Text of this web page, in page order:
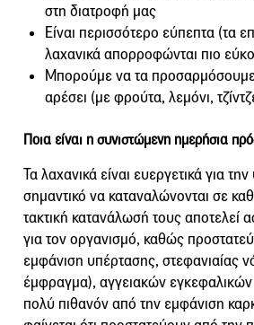
στη διατροφή μας
Είναι περισσότερο εύπεπτα (τα
λαχανικά απορροφώνται πιο
Μπορούμε να τα
αρέσει (με φρούτα, λεμόνι,
Ποια είναι η συνιστώμενη ημερήσια
Τα λαχανικά είναι ευεργετικά για την
σημαντικό να καταναλώνονται σε
τακτική κατανάλωσή τους αποτελεί
για τον οργανισμό, καθώς
εμφάνιση υπέρτασης, στεφανιαίας
έμφραγμα), αγγειακών εγκεφαλικών
πολύ πιθανόν από την εμφάνιση